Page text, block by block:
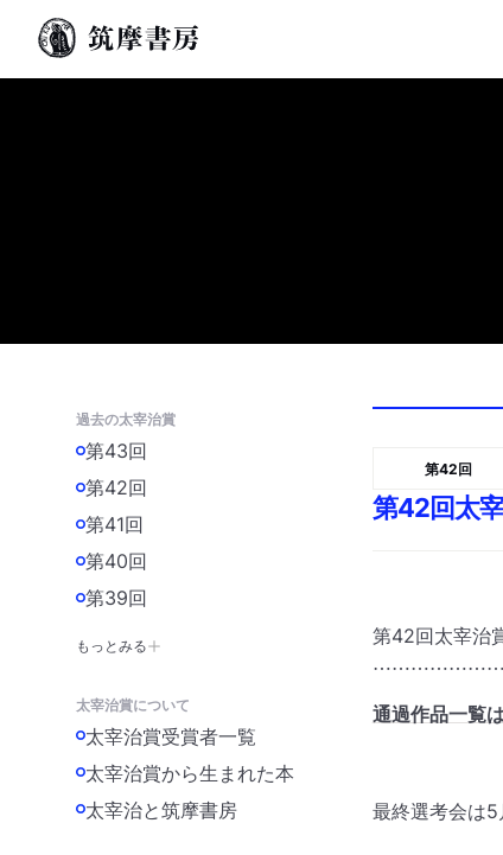
過去の太宰治賞
第43回
第42回
第41回
第40回
第39回
もっとみる
太宰治賞について
太宰治賞受賞者一覧
太宰治賞から生まれた本
太宰治と筑摩書房
第42回
第42回太
第42回太宰治
通過作品一覧
最終選考会は5